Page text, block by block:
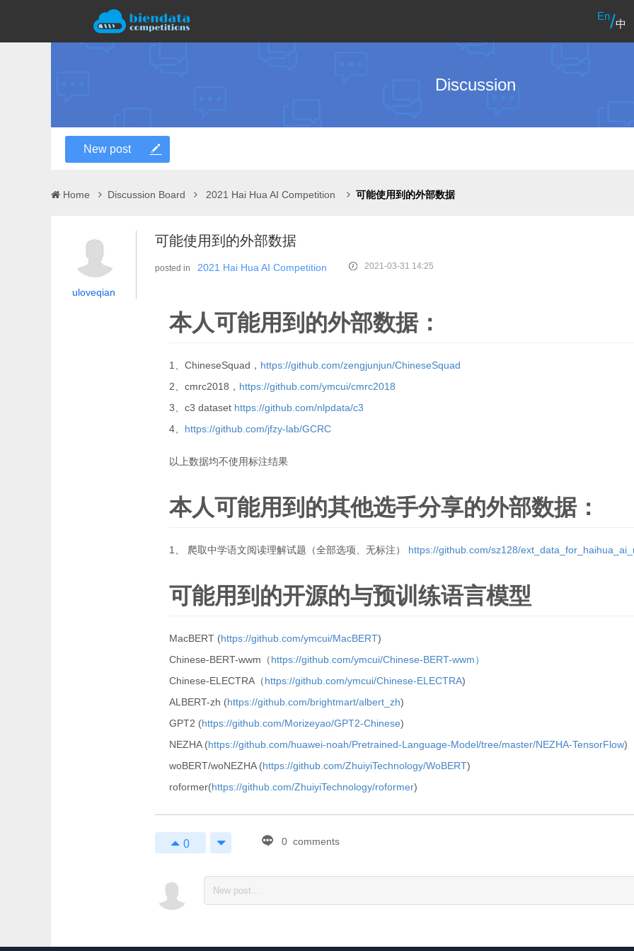
En/中
Discussion
New post
Home Discussion Board 2021 Hai Hua AI Competition 可能使用到的外部数据
uloveqian
可能使用到的外部数据
posted in 2021 Hai Hua AI Competition 2021-03-31 14:25
本人可能用到的外部数据：
1、ChineseSquad， https://github.com/zengjunjun/ChineseSquad
2、cmrc2018， https://github.com/ymcui/cmrc2018
3、c3 dataset https://github.com/nlpdata/c3
4、 https://github.com/jfzy-lab/GCRC
以上数据均不使用标注结果
本人可能用到的其他选手分享的外部数据：
1、 爬取中学语文阅读理解试题（全部选项、无标注） https://github.com/sz128/
可能用到的开源的与预训练语言模型
MacBERT (https://github.com/ymcui/MacBERT)
Chinese-BERT-wwm（https://github.com/ymcui/Chinese-BERT-wwm）
Chinese-ELECTRA（https://github.com/ymcui/Chinese-ELECTRA)
ALBERT-zh (https://github.com/brightmart/albert_zh)
GPT2 (https://github.com/Morizeyao/GPT2-Chinese)
NEZHA (https://github.com/huawei-noah/Pretrained-Language-Model/tree/master/NEZHA-TensorFlow)
woBERT/woNEZHA (https://github.com/ZhuiyiTechnology/WoBERT)
roformer(https://github.com/ZhuiyiTechnology/roformer)
0 0 comments